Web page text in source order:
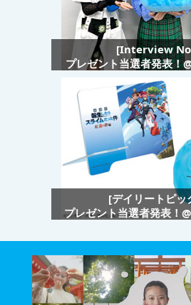
[Interview
プレゼント当選者発表！
[デイリートピッ
プレゼント当選者発表！